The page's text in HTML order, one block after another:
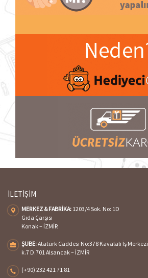
İLETİŞİM
MERKEZ & FABRİKA: 1203/4 Sok. No: 1D
Gıda Çarşısı
Konak – İZMİR
ŞUBE:Atatürk Caddesi No:378 Kavalalı İş Merkezi
k.7 D.701 Alsancak – İZMİR
(+90) 232 421 71 81